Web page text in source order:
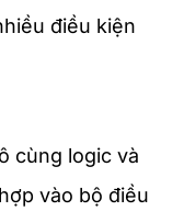
điều kiện
cùng logic và
vào bộ điều